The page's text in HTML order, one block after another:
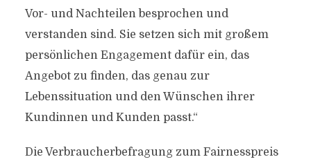
Vor- und Nachteilen besprochen und
verstanden sind. Sie setzen sich mit großem
persönlichen Engagement dafür ein, das
Angebot zu finden, das genau zur
Lebenssituation und den Wünschen ihrer
Kundinnen und Kunden passt.“
Die Verbraucherbefragung zum Fairnesspreis